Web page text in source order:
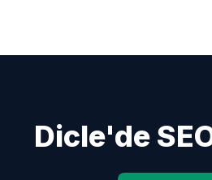
Dicle'de